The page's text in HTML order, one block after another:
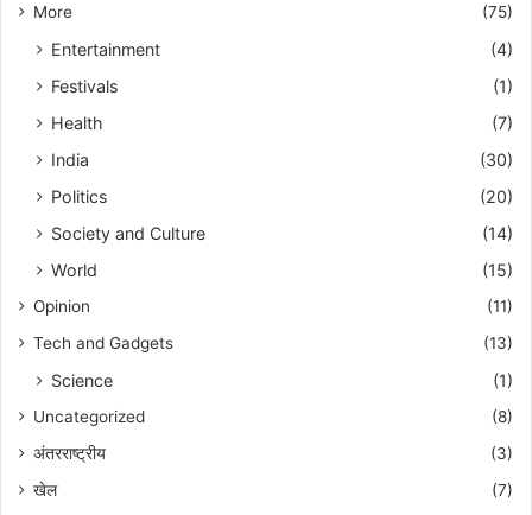
More (75)
Entertainment
(4)
Festivals
(1)
Health
(7)
India
(30)
Politics
(20)
Society and Culture
(14)
World
(15)
Opinion
(11)
Tech and Gadgets
(13)
Science (1)
Uncategorized
(8)
अंतरराष्ट्रीय
(3)
खेल
(7)